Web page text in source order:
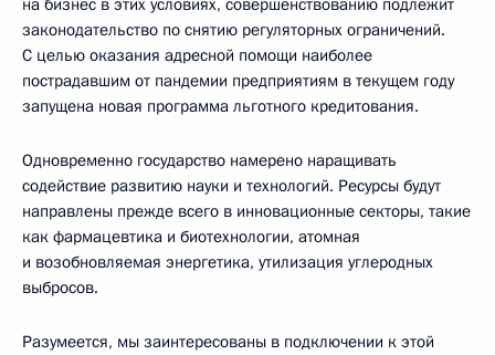
на бизнес в этих условиях, совершенствованию подлежит
законодательство по снятию регуляторных ограничений.
С целью оказания адресной помощи наиболее
пострадавшим от пандемии предприятиям в текущем году
запущена новая программа льготного кредитования.
Одновременно государство намерено наращивать
содействие развитию науки и технологий. Ресурсы будут
направлены прежде всего в инновационные секторы, такие
как фармацевтика и биотехнологии, атомная
и возобновляемая энергетика, утилизация углеродных
выбросов.
Разумеется, мы заинтересованы в подключении к этой